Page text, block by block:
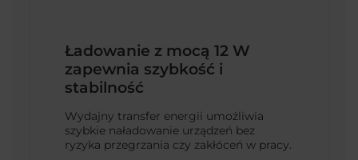
Ładowanie z mocą 12 W
zapewnia szybkość i
stabilność
Wydajny transfer energii umożliwia
szybkie naładowanie urządzeń bez
ryzyka przegrzania czy zakłóceń w pracy.